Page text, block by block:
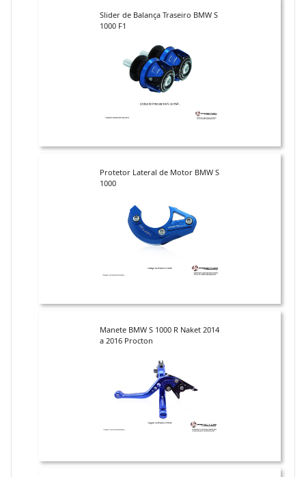
Slider de Balança Traseiro BMW S
1000 F1
Protetor Lateral de Motor BMW S
1000
Manete BMW S 1000 R Naket 2014
a 2016 Procton